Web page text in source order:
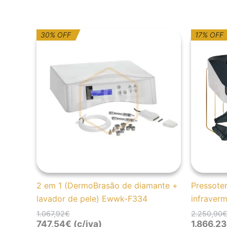
30% OFF
2 em 1 (DermoBrasão de diamante +
lavador de pele) Ewwk-F334
1.067,92€
O
preço
1.067,92€.
O
preço
747,54€ (c/iva)
17% OFF
2.250,90€
1.866,23